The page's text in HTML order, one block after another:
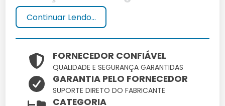
Detergente ácido é um produto de limpeza formulado
com ácidos que ajudam na remoção de sujidades
minerais, como calcário e ferrugem.
Principais Aplicações
É amplamente utilizado em indústrias alimentícias,
metalúrgicas e na limpeza de superfícies duras como
Continuar Lendo...
FORNECEDOR CONFIÁVEL
QUALIDADE E SEGURANÇA GARANTIDAS
GARANTIA PELO FORNECEDOR
SUPORTE DIRETO DO FABRICANTE
CATEGORIA